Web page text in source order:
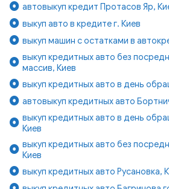
автовыкуп кредит Протасов Яр,
выкуп авто в кредите г. Киев
выкуп машин с остатками в
выкуп кредитных авто без
массив, Киев
выкуп кредитных авто в день
автовыкуп кредитных авто
выкуп кредитных авто в день
Киев
выкуп кредитных авто без
Киев
выкуп кредитных авто Русановка,